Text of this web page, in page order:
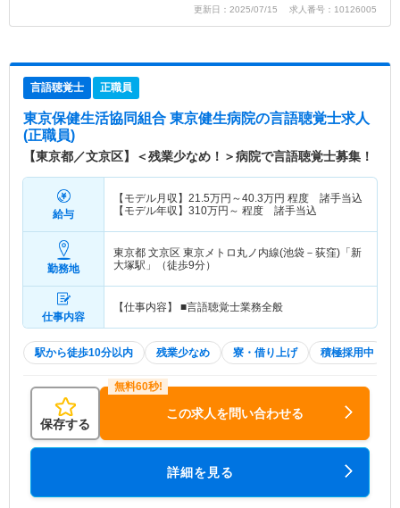
更新日：2025/07/15 求人番号：10126005
言語聴覚士 正職員
東京保健生活協同組合 東京健生病院の言語聴覚士求人
(正職員)
【東京都／文京区】＜残業少なめ！＞病院で言語聴覚士募集！
給与
【モデル月収】 21.5万円～40.3万円 程度 諸手当込
【モデル年収】 310万円～ 程度 諸手当込
勤務地
東京都 文京区 東京メトロ丸ノ内線(池袋－荻窪)「新
大塚駅」（徒歩9分）
仕事内容
【仕事内容】 ■言語聴覚士業務全般
駅から徒歩10分以内 残業少なめ 寮・借り上げ 積極採用中
保存する
この求人を問い合わせる
詳細を見る